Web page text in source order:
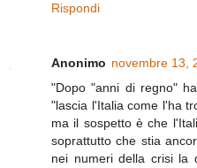
Rispondi
Anonimo novembre 13,
"Dopo "anni di regno"
"lascia l'Italia come l'ha
ma il sospetto è che
soprattutto che stia
nei numeri della crisi la